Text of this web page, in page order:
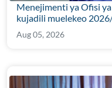
Menejimenti ya Ofisi
kujadili muelekeo
Aug 05, 2026